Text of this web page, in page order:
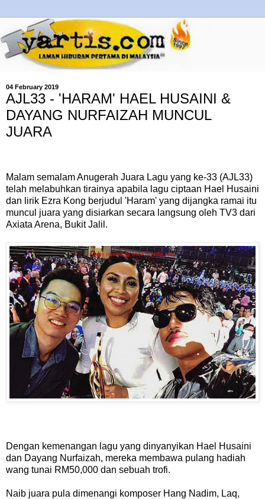
04 February 2019
AJL33 - 'HARAM' HAEL HUSAINI &
DAYANG NURFAIZAH MUNCUL
JUARA
Malam semalam Anugerah Juara Lagu yang ke-33 (AJL33)
telah melabuhkan tirainya apabila lagu ciptaan Hael Husaini
dan lirik Ezra Kong berjudul 'Haram' yang dijangka ramai itu
muncul juara yang disiarkan secara langsung oleh TV3 dari
Axiata Arena, Bukit Jalil.
Dengan kemenangan lagu yang dinyanyikan Hael Husaini
dan Dayang Nurfaizah, mereka membawa pulang hadiah
wang tunai RM50,000 dan sebuah trofi.
Naib juara pula dimenangi komposer Hang Nadim, Laq,